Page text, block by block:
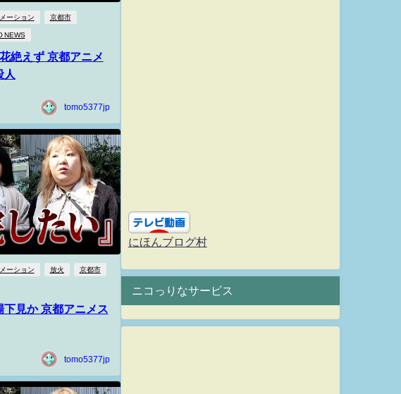
ーション 京都市
NEWS
絶えず 京都アニメ
人
tomo5377jp
ーション 放火 京都市
見か 京都アニメス
tomo5377jp
にほんブログ村
ニコっりなサービス